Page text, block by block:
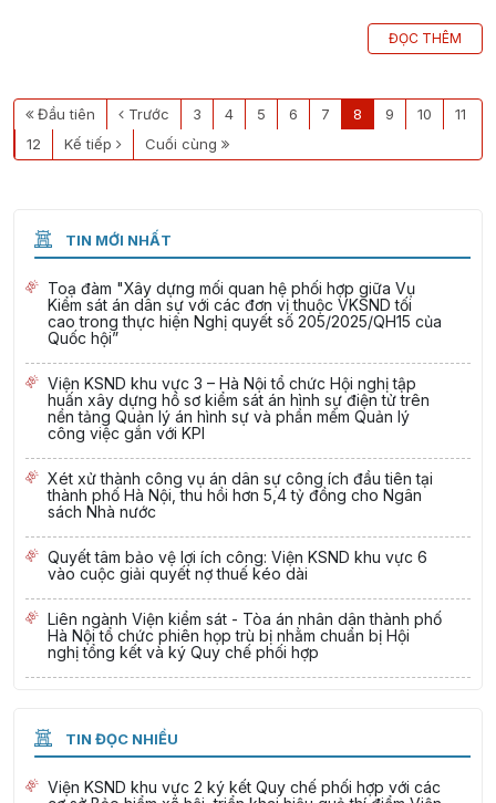
ĐỌC THÊM
Đầu tiên Trước 3 4 5 6 7 8 9 10
11
12
Kế tiếp Cuối cùng
TIN MỚI NHẤT
Toạ đàm "Xây dựng mối quan hệ phối hợp giữa Vụ
Kiểm sát án dân sự với các đơn vị thuộc VKSND tối
cao trong thực hiện Nghị quyết số 205/2025/QH15 của
Quốc hội”
Viện KSND khu vực 3 – Hà Nội tổ chức Hội nghị tập
huấn xây dựng hồ sơ kiểm sát án hình sự điện tử trên
nền tảng Quản lý án hình sự và phần mềm Quản lý
công việc gắn với KPI
Xét xử thành công vụ án dân sự công ích đầu tiên tại
thành phố Hà Nội, thu hồi hơn 5,4 tỷ đồng cho Ngân
sách Nhà nước
Quyết tâm bảo vệ lợi ích công: Viện KSND khu vực 6
vào cuộc giải quyết nợ thuế kéo dài
Liên ngành Viện kiểm sát - Tòa án nhân dân thành phố
Hà Nội tổ chức phiên họp trù bị nhằm chuẩn bị Hội
nghị tổng kết và ký Quy chế phối hợp
TIN ĐỌC NHIỀU
Viện KSND khu vực 2 ký kết Quy chế phối hợp với các